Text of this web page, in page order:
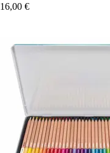
16,00 €